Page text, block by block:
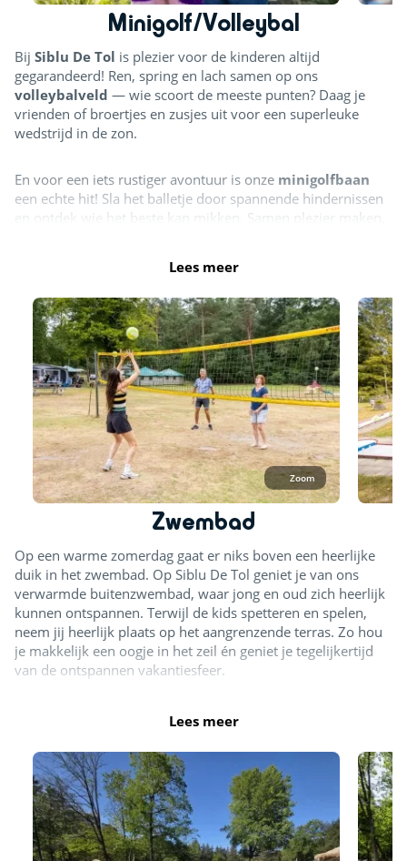
Minigolf/Volleybal
Bij Siblu De Tol is plezier voor de kinderen altijd
gegarandeerd! Ren, spring en lach samen op ons
volleybalveld — wie scoort de meeste punten? Daag je
vrienden of broertjes en zusjes uit voor een superleuke
wedstrijd in de zon.
En voor een iets rustiger avontuur is onze minigolfbaan
een echte hit! Sla het balletje door spannende hindernissen
en ontdek wie het beste kan mikken. Samen plezier maken,
Lees meer
Zoom
Zwembad
Op een warme zomerdag gaat er niks boven een heerlijke
duik in het zwembad. Op Siblu De Tol geniet je van ons
verwarmde buitenzwembad, waar jong en oud zich heerlijk
kunnen ontspannen. Terwijl de kids spetteren en spelen,
neem jij heerlijk plaats op het aangrenzende terras. Zo hou
je makkelijk een oogje in het zeil én geniet je tegelijkertijd
van de ontspannen vakantiesfeer.
Lees meer